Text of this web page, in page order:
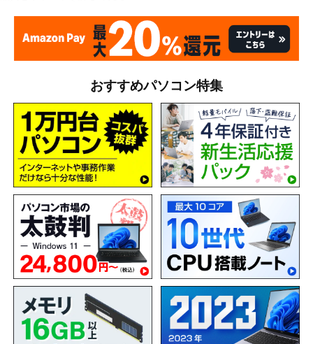
おすすめパソコン特集